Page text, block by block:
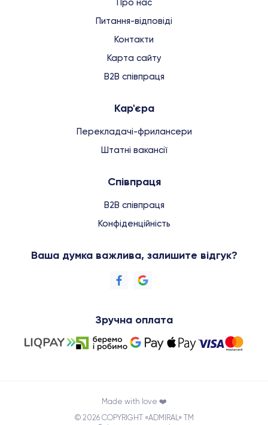
Про нас
Питання-відповіді
Контакти
Карта сайту
B2B співпраця
Кар'єра
Перекладачі-фрилансери
Штатні вакансії
Співпраця
B2B співпраця
Конфіденційність
Ваша думка важлива, залишите відгук?
Зручна оплата
Made with love ❤️
© 2026 COPYRIGHT «ADMIRAL» TM